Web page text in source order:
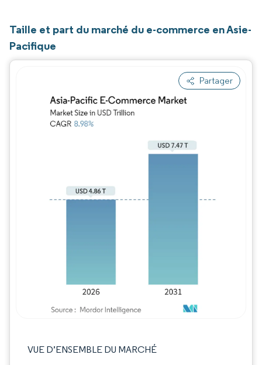
Taille et part du marché du e-commerce en Asie-
Pacifique
Partager
VUE D’ENSEMBLE DU MARCHÉ